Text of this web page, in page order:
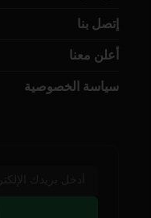
إتصل بنا
أعلن معنا
سياسة الخصوصية